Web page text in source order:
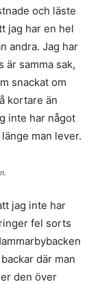
och läste
jag har en hel
andra. Jag har
är samma sak,
snackat om
kortare än
inte har något
man lever.
jag inte har
fel sorts
där man
den över